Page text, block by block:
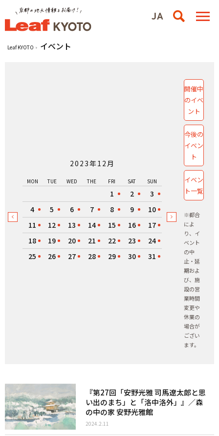
Leaf KYOTO イベント
2023年12月
MON TUE WED THE FRI SAT SUN
1 2
3
4
5 6 7 8 9
10
11
12 13 14 15 16
17
18
19 20 21 22 23
24
25
26 27 28 29 30 31
開催中
のイベ
ント
今後の
イベン
ト
イベン
ト一覧
※都合
によ
り、イ
ベント
の中
止・延
期およ
び、施
設の営
業時間
変更や
休業の
場合が
ござい
ます。
『第27回「安野光雅 司馬遼太郎と思
い出のまち」と「洛中洛外」』／森
の中の家 安野光雅館
2024.2.11